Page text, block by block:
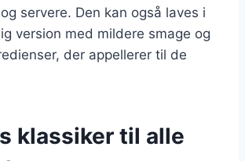
servere. Den kan også laves i
version med mildere smage og
der appellerer til de
klassiker til alle